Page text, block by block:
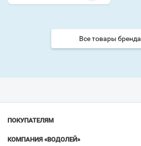
Все товары бренда
ПОКУПАТЕЛЯМ
КОМПАНИЯ «ВОДОЛЕЙ»